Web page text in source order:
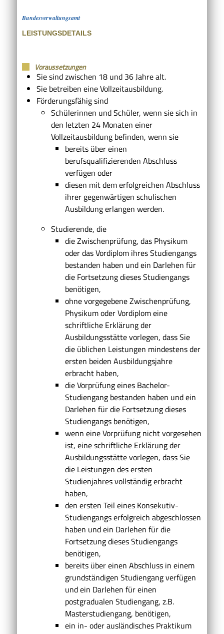
Bundesverwaltungsamt
LEISTUNGSDETAILS
Voraussetzungen
Sie sind zwischen 18 und 36 Jahre alt.
Sie betreiben eine Vollzeitausbildung.
Förderungsfähig sind
Schülerinnen und Schüler, wenn sie sich in
den letzten 24 Monaten einer
Vollzeitausbildung befinden, wenn sie
bereits über einen
berufsqualifizierenden Abschluss
verfügen oder
diesen mit dem erfolgreichen Abschluss
ihrer gegenwärtigen schulischen
Ausbildung erlangen werden.
Studierende, die
die Zwischenprüfung, das Physikum
oder das Vordiplom ihres Studiengangs
bestanden haben und ein Darlehen für
die Fortsetzung dieses Studiengangs
benötigen,
ohne vorgegebene Zwischenprüfung,
Physikum oder Vordiplom eine
schriftliche Erklärung der
Ausbildungsstätte vorlegen,dass Sie
die üblichen Leistungen mindestens der
ersten beiden Ausbildungsjahre
erbracht haben,
die Vorprüfung eines Bachelor-
Studiengang bestanden haben und ein
Darlehen für die Fortsetzung dieses
Studiengangs benötigen,
wenn eine Vorprüfung nicht vorgesehen
ist, eine schriftliche Erklärung der
Ausbildungsstätte vorlegen, dass Sie
die Leistungen des ersten
Studienjahres vollständig erbracht
haben,
den ersten Teil eines Konsekutiv-
Studiengangs erfolgreich abgeschlossen
haben und ein Darlehen für die
Fortsetzung dieses Studiengangs
benötigen,
bereits über einen Abschluss in einem
grundständigen Studiengang verfügen
und ein Darlehen für einen
postgradualen Studiengang, z.B.
Masterstudiengang, benötigen,
ein in- oder ausländisches Praktikum